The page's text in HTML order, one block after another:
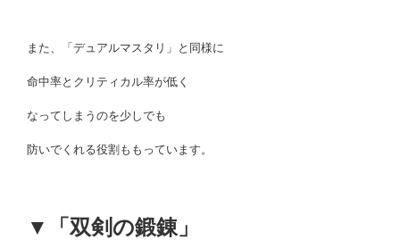
また、「デュアルマスタリ」と同様に
命中率とクリティカル率が低く
なってしまうのを少しでも
防いでくれる役割ももっています。
▼「双剣の鍛錬」